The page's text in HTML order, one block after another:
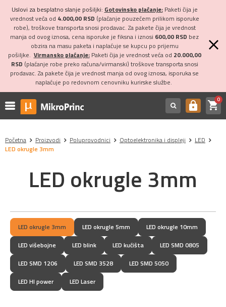
Uslovi za besplatno slanje pošiljki: Gotovinsko plaćanje:Paketi čija je
vrednost veća od 4.000,00 RSD (plaćanje pouzećem prilikom isporuke
robe), troškove transporta snosi prodavac. Za pakete čija je vrednost
manja od ovog iznosa, cena isporuke je fiksna i iznosi 600,00 RSD bez
obzira na masu paketa i naplaćuje se kupcu po prijemu
pošiljke. Virmansko plaćanje:Paketi čija je vrednost veća od 20.000,00
RSD (plaćanje robe preko računa/virmanski) troškove transporta snosi
prodavac. Za pakete čija je vrednost manja od ovog iznosa, isporuka se
naplaćuje po redovnom cenovniku kurirske službe.
https shopping_cart0
Početna Proizvodi Poluprovodnici Optoelektronika i displeji
LED
LED okrugle 3mm
LED okrugle 3mm
LED okrugle 3mm LED okrugle 5mm
LED okrugle 10mm
LED višebojne
LED blink LED kućišta
LED SMD 0805
LED SMD 1206
LED SMD 3528
LED SMD 5050
LED HI power
LED Laser